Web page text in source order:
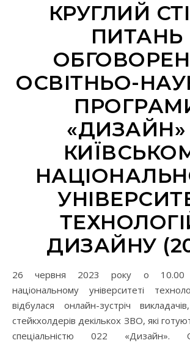
КРУГЛИЙ
ПИТАНЬ
ОСВІТНЬО-
«ДИЗАЙН»
ДИЗАЙНУ
26 червня 2023 року о 10.00 в Київському
національному університеті
відбулася онлайн-зустріч
стейкхолдерів декількох ЗВО, які
спеціальністю 022 «Дизайн».